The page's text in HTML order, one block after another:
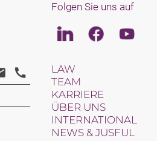
Folgen Sie uns auf
LinkedinFacebookYoutube
LAW
TEAM
KARRIERE
ÜBER UNS
INTERNATIONAL
NEWS & JUSFUL